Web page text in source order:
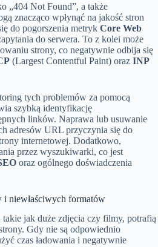
„404 Not Found”, a także
znacząco wpłynąć na jakość stron
do pogorszenia metryk Core Web
do serwera. To z kolei może
strony, co negatywnie odbija się
(Largest Contentful Paint) oraz INP
tych problemów za pomocą
szybką identyfikację
linków. Naprawa lub usuwanie
adresów URL przyczynia się do
internetowej. Dodatkowo,
przez wyszukiwarki, co jest
oraz ogólnego doświadczenia
niewłaściwych formatów
takie jak duże zdjęcia czy filmy, potrafią
Gdy nie są odpowiednio
czas ładowania i negatywnie